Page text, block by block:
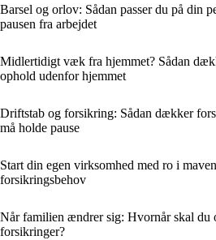
Barsel og orlov: Sådan passer du på din
pausen fra arbejdet
Midlertidigt væk fra hjemmet? Sådan
ophold udenfor hjemmet
Driftstab og forsikring: Sådan dækker
må holde pause
Start din egen virksomhed med ro i
forsikringsbehov
Når familien ændrer sig: Hvornår skal du
forsikringer?